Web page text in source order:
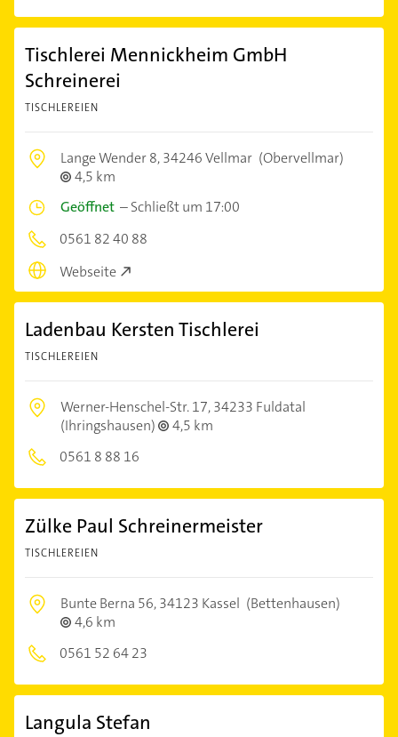
Tischlerei Mennickheim GmbH
Schreinerei
TISCHLEREIEN
Lange Wender 8,34246 Vellmar (Obervellmar)
4,5 km
Geöffnet –Schließt um 17:00
0561 82 40 88
Webseite
Ladenbau Kersten Tischlerei
TISCHLEREIEN
Werner-Henschel-Str. 17,34233 Fuldatal
(Ihringshausen)
4,5 km
0561 8 88 16
Zülke Paul Schreinermeister
TISCHLEREIEN
Bunte Berna 56,34123 Kassel (Bettenhausen)
4,6 km
0561 52 64 23
Langula Stefan